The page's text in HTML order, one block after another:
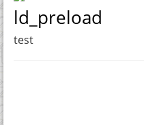
ld_preload
test